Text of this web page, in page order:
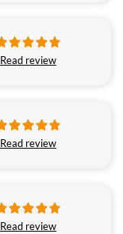
Read review
Read review
Read review